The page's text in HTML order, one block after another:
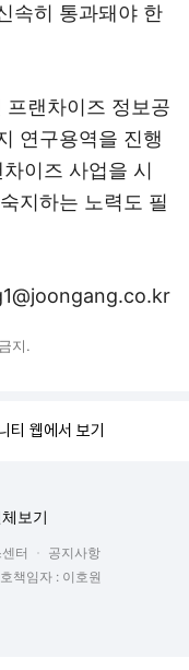
속히 통과돼야 한
프랜차이즈 정보공
연구용역을 진행
이즈 사업을 시
지하는 노력도 필
지.
티 웹에서 보기
보기
터
공지사항
책임자 : 이호원